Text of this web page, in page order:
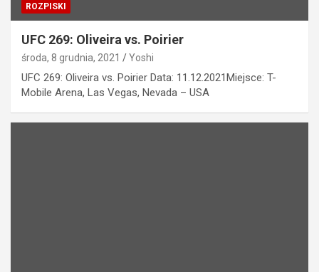
ROZPISKI
UFC 269: Oliveira vs. Poirier
środa, 8 grudnia, 2021 Yoshi
UFC 269: Oliveira vs. Poirier Data: 11.12.2021Miejsce: T-
Mobile Arena, Las Vegas, Nevada – USA